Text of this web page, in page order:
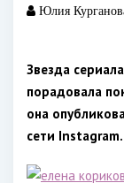
Юлия
Звезда
порадовала
она
сети Instagram.